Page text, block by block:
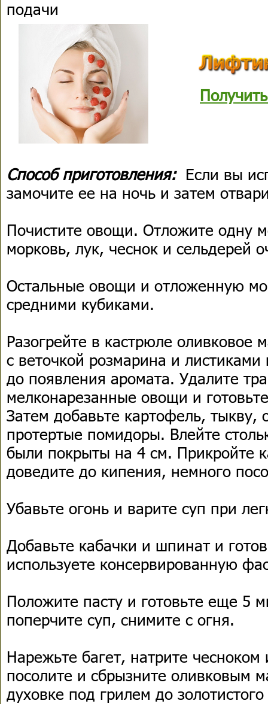
подачи
Способ приготовления: Если вы
замочите ее на ночь и затем
Почистите овощи. Отложите одну
морковь, лук, чеснок и сельдерей
Остальные овощи и отложенную
средними кубиками.
Разогрейте в кастрюле оливковое
с веточкой розмарина и
до появления аромата. Удалите
мелконарезанные овощи и
Затем добавьте картофель, тыкву,
протертые помидоры. Влейте
были покрыты на 4 см. Прикройте
доведите до кипения, немного
Убавьте огонь и варите суп при
Добавьте кабачки и шпинат и
используете консервированную
Положите пасту и готовьте еще 5
поперчите суп, снимите с огня.
Нарежьте багет, натрите
посолите и сбрызните оливковым
духовке под грилем до